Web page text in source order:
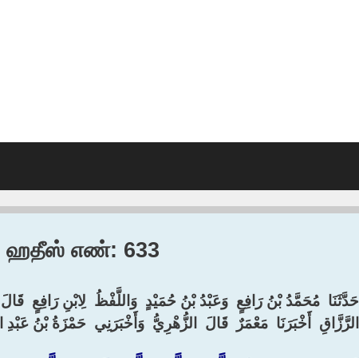
ஹதீஸ் எண்: 633
حَدَّثَنَا ‏ ‏مُحَمَّدُ بْنُ رَافِعٍ ‏ ‏وَعَبْدُ بْنُ حُمَيْدٍ ‏ ‏وَاللَّفْظُ ‏ ‏لِابْنِ رَافِعٍ ‏ ‏قَالَ
الرَّزَّاقِ ‏ ‏أَخْبَرَنَا ‏ ‏مَعْمَرٌ ‏ ‏قَالَ ‏ ‏الزُّهْرِيُّ ‏ ‏وَأَخْبَرَنِي ‏ ‏حَمْزَةُ بْنُ